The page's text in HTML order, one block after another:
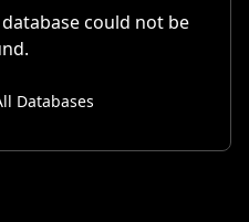
could not be
Databases